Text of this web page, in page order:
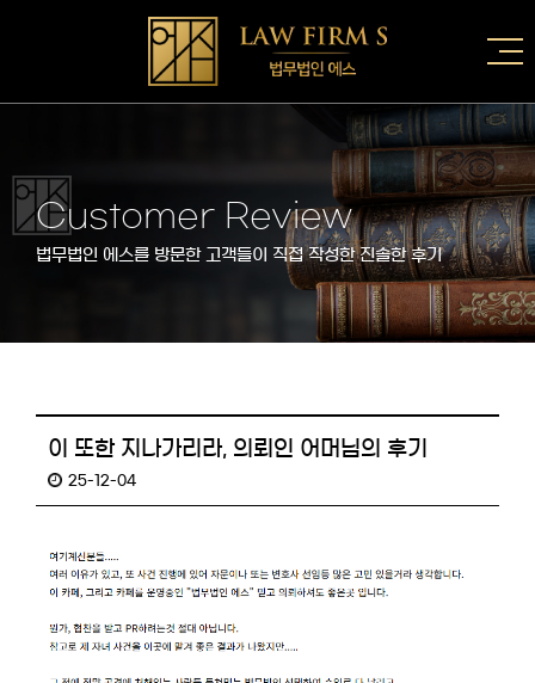
Customer Review
법무법인 에스를 방문한 고객들이 직접 작성한 진솔한 후기
이 또한 지나가리라, 의뢰인 어머님의 후기
25-12-04